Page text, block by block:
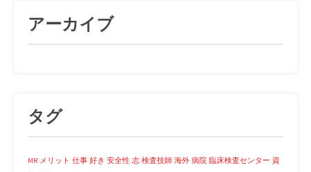
アーカイブ
タグ
MR メリット 仕事 好き 安全性 志 検査技師 海外 病院 臨床検査センター 資